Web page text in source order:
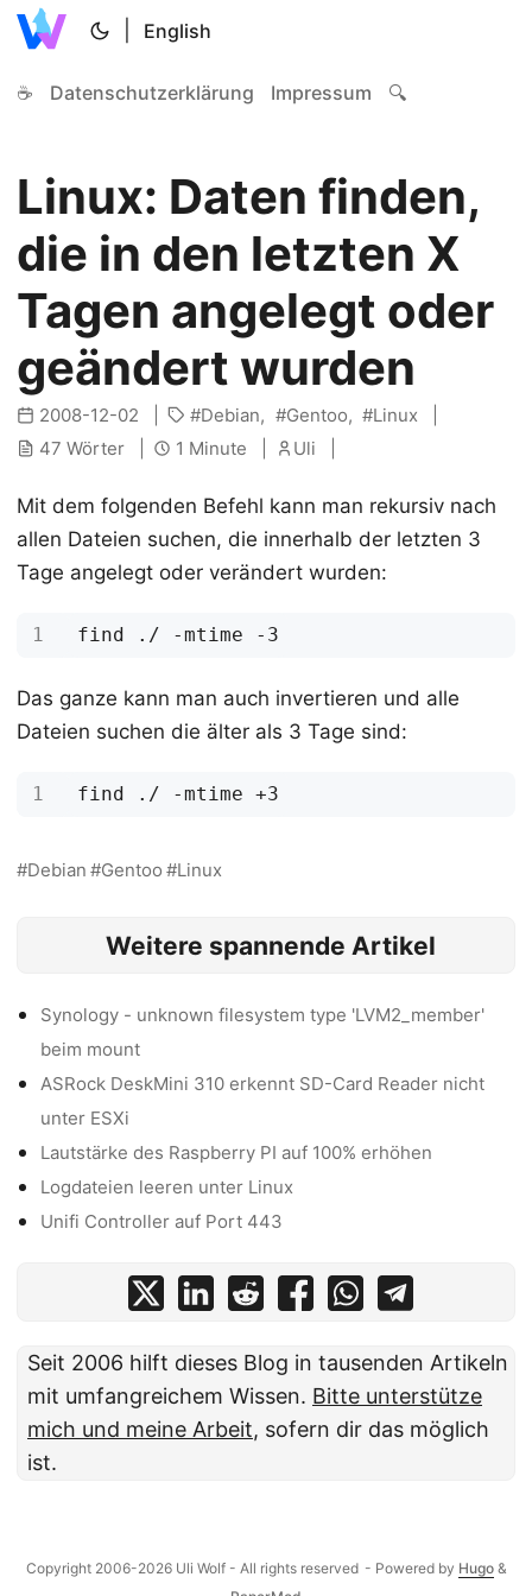
English
☕ Datenschutzerklärung Impressum 🔍
Linux: Daten finden,
die in den letzten X
Tagen angelegt oder
geändert wurden
2008-12-02 Debian Gentoo
Linux
47 Wörter
1 Minute Uli
Mit dem folgenden Befehl kann man rekursiv nach
allen Dateien suchen, die innerhalb der letzten 3
Tage angelegt oder verändert wurden:
Das ganze kann man auch invertieren und alle
Dateien suchen die älter als 3 Tage sind:
Debian Gentoo Linux
Weitere spannende Artikel
Synology - unknown filesystem type 'LVM2_member'
beim mount
ASRock DeskMini 310 erkennt SD-Card Reader nicht
unter ESXi
Lautstärke des Raspberry PI auf 100% erhöhen
Logdateien leeren unter Linux
Unifi Controller auf Port 443
Seit 2006 hilft dieses Blog in tausenden Artikeln
mit umfangreichem Wissen. Bitte unterstütze
mich und meine Arbeit, sofern dir das möglich
ist.
Copyright 2006-2026 Uli Wolf - All rights reserved - Powered by Hugo &